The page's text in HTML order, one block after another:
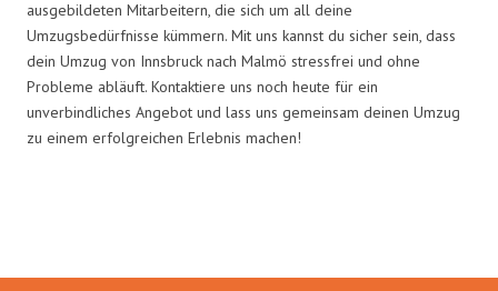
ausgebildeten Mitarbeitern, die sich um all deine
Umzugsbedürfnisse kümmern. Mit uns kannst du sicher sein, dass
dein Umzug von Innsbruck nach Malmö stressfrei und ohne
Probleme abläuft. Kontaktiere uns noch heute für ein
unverbindliches Angebot und lass uns gemeinsam deinen Umzug
zu einem erfolgreichen Erlebnis machen!